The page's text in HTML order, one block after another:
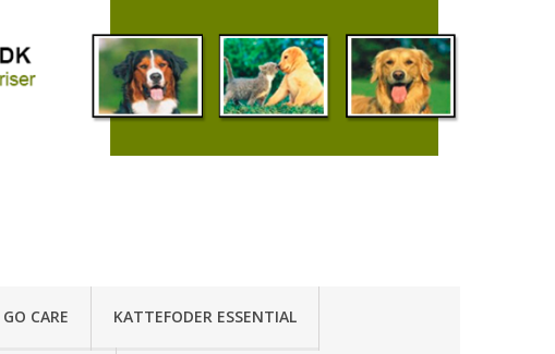
CARE KATTEFODER ESSENTIAL